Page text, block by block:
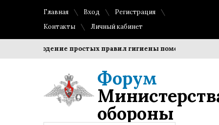
Главная Вход
Регистрация
Контакты
Личный кабинет
Соблюдение простых правил гигиены помогает
Форум
обороны